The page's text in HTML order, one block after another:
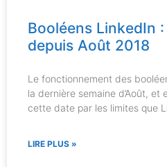
Booléens LinkedIn
depuis Août 2018
Le fonctionnement des
la dernière semaine d’Août,
cette date par les limites que
LIRE PLUS »